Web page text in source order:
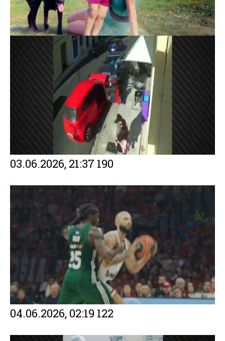
03.06.2026, 21:37 190
04.06.2026, 02:19 122